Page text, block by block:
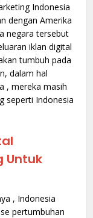
Indonesia
dengan Amerika
negara tersebut
iklan digital
tumbuh pada
dalam hal
, mereka masih
seperti Indonesia
Untuk
, Indonesia
pertumbuhan